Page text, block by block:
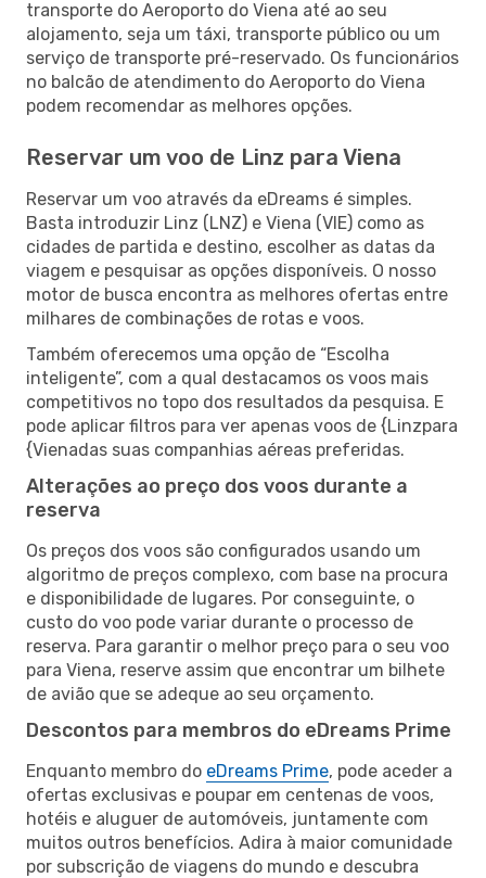
transporte do Aeroporto do Viena até ao seu
alojamento, seja um táxi, transporte público ou um
serviço de transporte pré-reservado. Os funcionários
no balcão de atendimento do Aeroporto do Viena
podem recomendar as melhores opções.
Reservar um voo de Linz para Viena
Reservar um voo através da eDreams é simples.
Basta introduzir Linz (LNZ) e Viena (VIE) como as
cidades de partida e destino, escolher as datas da
viagem e pesquisar as opções disponíveis. O nosso
motor de busca encontra as melhores ofertas entre
milhares de combinações de rotas e voos.
Também oferecemos uma opção de “Escolha
inteligente”, com a qual destacamos os voos mais
competitivos no topo dos resultados da pesquisa. E
pode aplicar filtros para ver apenas voos de {Linzpara
{Vienadas suas companhias aéreas preferidas.
Alterações ao preço dos voos durante a
reserva
Os preços dos voos são configurados usando um
algoritmo de preços complexo, com base na procura
e disponibilidade de lugares. Por conseguinte, o
custo do voo pode variar durante o processo de
reserva. Para garantir o melhor preço para o seu voo
para Viena, reserve assim que encontrar um bilhete
de avião que se adeque ao seu orçamento.
Descontos para membros do eDreams Prime
Enquanto membro do eDreams Prime, pode aceder a
ofertas exclusivas e poupar em centenas de voos,
hotéis e aluguer de automóveis, juntamente com
muitos outros benefícios. Adira à maior comunidade
por subscrição de viagens do mundo e descubra